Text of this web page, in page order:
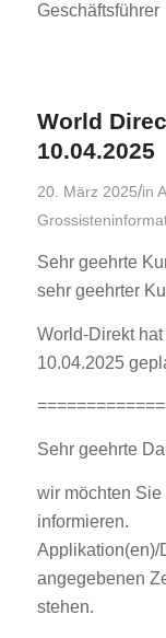
Geschäftsführer
World
10.04.2025
20. März 2025/in
Sehr geehrte
sehr geehrter
World-Direkt
10.04.2025
Sehr geehrte
wir möchten
informieren.
Applikation(en)/
angegebenen
stehen.